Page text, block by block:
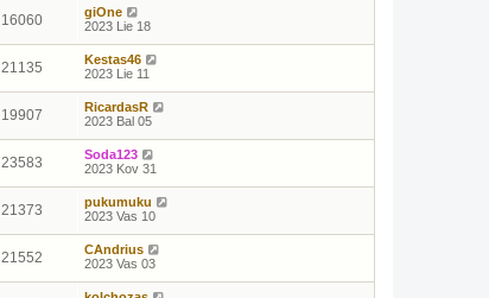
16060
giOne
2023 Lie 18
21135
Kestas46
2023 Lie 11
19907
RicardasR
2023 Bal 05
23583
Soda123
2023 Kov 31
21373
pukumuku
2023 Vas 10
21552
CAndrius
2023 Vas 03